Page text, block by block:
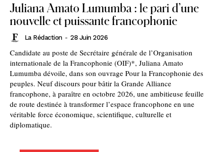
Juliana Amato Lumumba : le pari d’une
nouvelle et puissante francophonie
La Rédaction - 28 Juin 2026
Candidate au poste de Secrétaire générale de l’Organisation
internationale de la Francophonie (OIF)*, Juliana Amato
Lumumba dévoile, dans son ouvrage Pour la Francophonie des
peuples. Neuf discours pour bâtir la Grande Alliance
francophone, à paraître en octobre 2026, une ambitieuse feuille
de route destinée à transformer l’espace francophone en une
véritable force économique, scientifique, culturelle et
diplomatique.